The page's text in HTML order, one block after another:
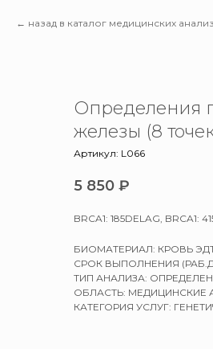
назад в каталог медицинских
Определения
железы (8
Артикул: L066
5 850 ₽
BRCA1: 185DELAG, BRCA1:
БИОМАТЕРИАЛ: КРОВЬ
СРОК ВЫПОЛНЕНИЯ
ТИП АНАЛИЗА:
ОБЛАСТЬ: МЕДИЦИНСКИЕ
КАТЕГОРИЯ УСЛУГ: